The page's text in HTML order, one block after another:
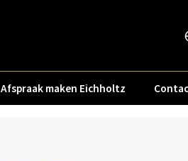
Afspraak maken Eichholtz